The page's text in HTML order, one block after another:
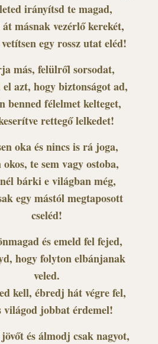
irányítsd te magad,
másnak vezérlő kerekét,
egy rossz utat eléd!
más, felülről sorsodat,
azt, hogy biztonságot ad,
benned félelmet kelteget,
rettegő lelkedet!
oka és nincs is rá joga,
okos, te sem vagy ostoba,
bárki e világban még,
egy mástól megtaposott
cseléd!
és emeld fel fejed,
hogy folyton elbánjanak
veled.
kell, ébredj hát végre fel,
világod jobbat érdemel!
és álmodj csak nagyot,